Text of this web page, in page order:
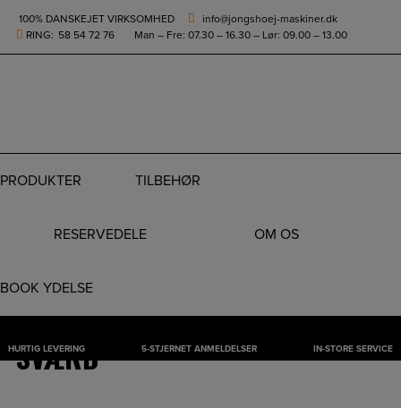
height="0" width="0" style="display:none;visibility:hidden">
indholdet
100% DANSKEJET VIRKSOMHED
info@jongshoej-maskiner.dk
RING: 58 54 72 76 Man – Fre: 07.30 – 16.30 – Lør: 09.00 – 13.00
PRODUKTER TILBEHØR
RESERVEDELE OM OS
BOOK YDELSE
HURTIG LEVERING 5-STJERNET ANMELDELSER IN-STORE SERVICE
HUSQVARNA .325” – 1.3MM
SVÆRD